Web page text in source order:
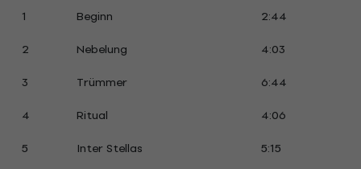
1
Beginn
2:44
2
Nebelung
4:03
3
Trümmer
6:44
4
Ritual
4:06
5
Inter Stellas
5:15